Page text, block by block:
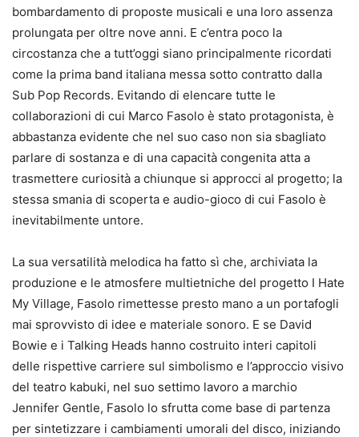
bombardamento di proposte musicali e una loro assenza
prolungata per oltre nove anni. E c’entra poco la
circostanza che a tutt’oggi siano principalmente ricordati
come la prima band italiana messa sotto contratto dalla
Sub Pop Records. Evitando di elencare tutte le
collaborazioni di cui Marco Fasolo è stato protagonista, è
abbastanza evidente che nel suo caso non sia sbagliato
parlare di sostanza e di una capacità congenita atta a
trasmettere curiosità a chiunque si approcci al progetto; la
stessa smania di scoperta e audio-gioco di cui Fasolo è
inevitabilmente untore.
La sua versatilità melodica ha fatto sì che, archiviata la
produzione e le atmosfere multietniche del progetto I Hate
My Village, Fasolo rimettesse presto mano a un portafogli
mai sprovvisto di idee e materiale sonoro. E se David
Bowie e i Talking Heads hanno costruito interi capitoli
delle rispettive carriere sul simbolismo e l’approccio visivo
del teatro kabuki, nel suo settimo lavoro a marchio
Jennifer Gentle, Fasolo lo sfrutta come base di partenza
per sintetizzare i cambiamenti umorali del disco, iniziando